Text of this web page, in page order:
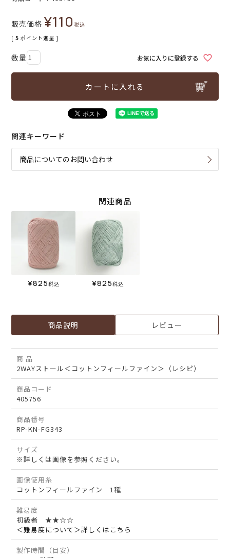
販売価格 ¥110税込
[ 5 ポイント進呈 ]
お気に入りに登録する
カートに入れる
関連キーワード
商品についてのお問い合わせ
関連商品
¥825税込 ¥825税込
商品説明 レビュー
商 品
2WAYストール＜コットンフィールファイン＞（レシピ）
商品コード
405756
商品番号
RP-KN-FG343
サイズ
※詳しくは画像を参照ください。
画像使用糸
コットンフィールファイン 1種
難易度
初級者 ★★☆☆
＜難易度について＞詳しくはこちら
製作時間（目安）